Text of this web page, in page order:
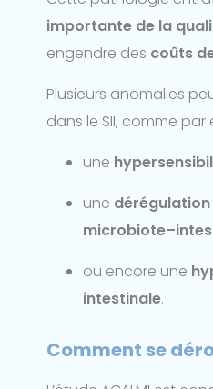
importante de la
engendre des coûts
Plusieurs anomalies
dans le SII, comme par
une
une dérégulation
ou encore une
intestinale.
Comment se